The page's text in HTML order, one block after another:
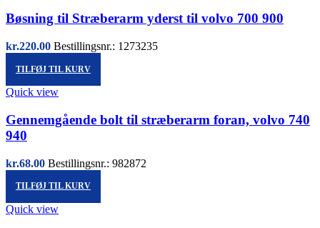
Bøsning til Stræberarm yderst til volvo 700 900
kr.220.00 Bestillingsnr.: 1273235
TILFØJ TIL KURV
Quick view
Gennemgående bolt til stræberarm foran, volvo 740
940
kr.68.00 Bestillingsnr.: 982872
TILFØJ TIL KURV
Quick view